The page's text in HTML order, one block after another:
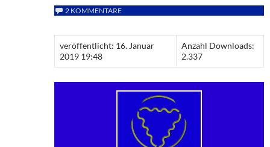
2 KOMMENTARE
veröffentlicht: 16. Januar
2019 19:48
Anzahl Downloads:
2.337